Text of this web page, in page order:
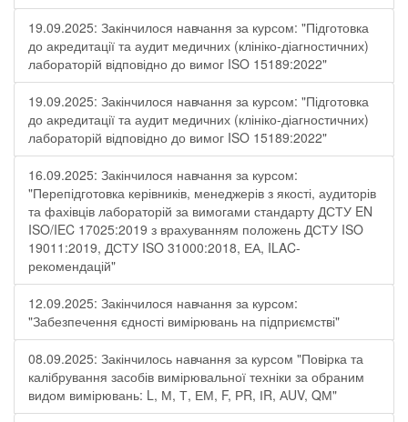
19.09.2025: Закінчилося навчання за курсом: "Підготовка
до акредитації та аудит медичних (клініко-діагностичних)
лабораторій відповідно до вимог ISO 15189:2022"
19.09.2025: Закінчилося навчання за курсом: "Підготовка
до акредитації та аудит медичних (клініко-діагностичних)
лабораторій відповідно до вимог ISO 15189:2022"
16.09.2025: Закінчилося навчання за курсом:
"Перепідготовка керівників, менеджерів з якості, аудиторів
та фахівців лабораторій за вимогами стандарту ДСТУ EN
ISO/IEC 17025:2019 з врахуванням положень ДСТУ ISO
19011:2019, ДСТУ ISO 31000:2018, ЕА, ILAC-
рекомендацій"
12.09.2025: Закінчилося навчання за курсом:
"Забезпечення єдності вимірювань на підприємстві"
08.09.2025: Закінчилось навчання за курсом "Повірка та
калібрування засобів вимірювальної техніки за обраним
видом вимірювань: L, М, Т, ЕМ, F, РR, ІR, АUV, QМ"